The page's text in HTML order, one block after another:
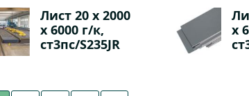
Лист 20 х 2000
х 6000 г/к,
ст3пс/S235JR
х